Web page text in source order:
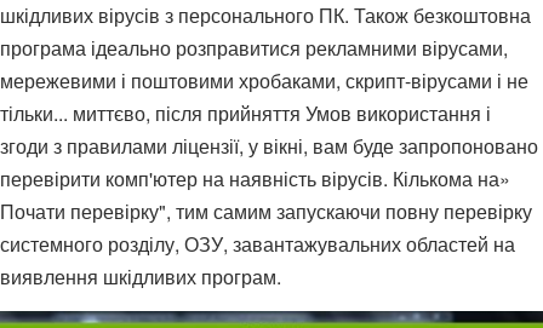
шкідливих вірусів з персонального ПК. Також безкоштовна
програма ідеально розправитися рекламними вірусами,
мережевими і поштовими хробаками, скрипт-вірусами і не
тільки... миттєво, після прийняття Умов використання і
згоди з правилами ліцензії, у вікні, вам буде запропоновано
перевірити комп'ютер на наявність вірусів. Кількома на»
Почати перевірку", тим самим запускаючи повну перевірку
системного розділу, ОЗУ, завантажувальних областей на
виявлення шкідливих програм.